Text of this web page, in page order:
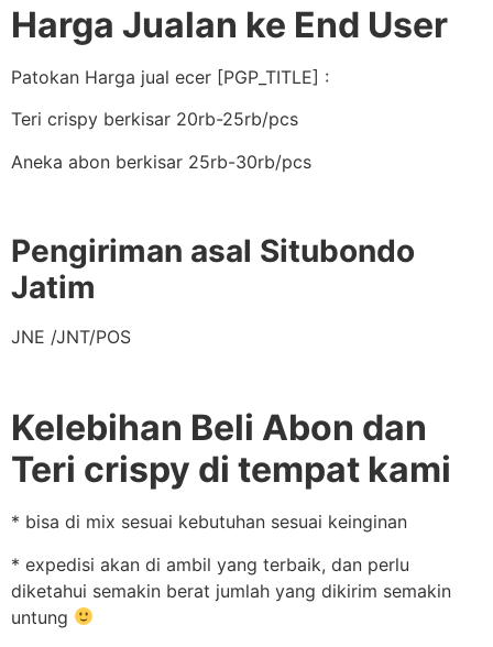
Harga Jualan ke End User
Patokan Harga jual ecer [PGP_TITLE] :
Teri crispy berkisar 20rb-25rb/pcs
Aneka abon berkisar 25rb-30rb/pcs
Pengiriman asal Situbondo
Jatim
JNE /JNT/POS
Kelebihan Beli Abon dan
Teri crispy di tempat kami
* bisa di mix sesuai kebutuhan sesuai keinginan
* expedisi akan di ambil yang terbaik, dan perlu
diketahui semakin berat jumlah yang dikirim semakin
untung